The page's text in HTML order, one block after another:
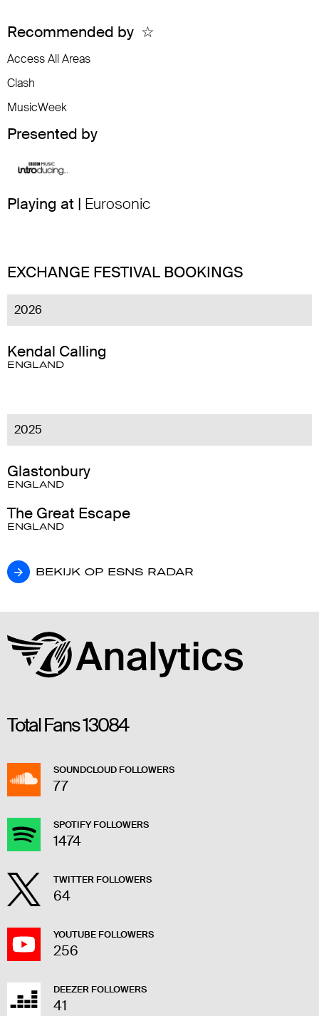
Recommended by ☆
Access All Areas
Clash
MusicWeek
Presented by
Playing at | Eurosonic
EXCHANGE FESTIVAL BOOKINGS
2026
Kendal Calling
ENGLAND
2025
Glastonbury
ENGLAND
The Great Escape
ENGLAND
BEKIJK OP ESNS RADAR
BEKIJK OP ESNS RADAR
Total Fans13084
SOUNDCLOUD FOLLOWERS
77
SPOTIFY FOLLOWERS
1474
TWITTER FOLLOWERS
64
YOUTUBE FOLLOWERS
256
DEEZER FOLLOWERS
41